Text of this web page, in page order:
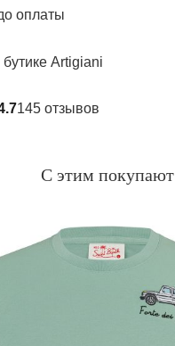
оплаты
Artigiani
145 отзывов
С этим покупают